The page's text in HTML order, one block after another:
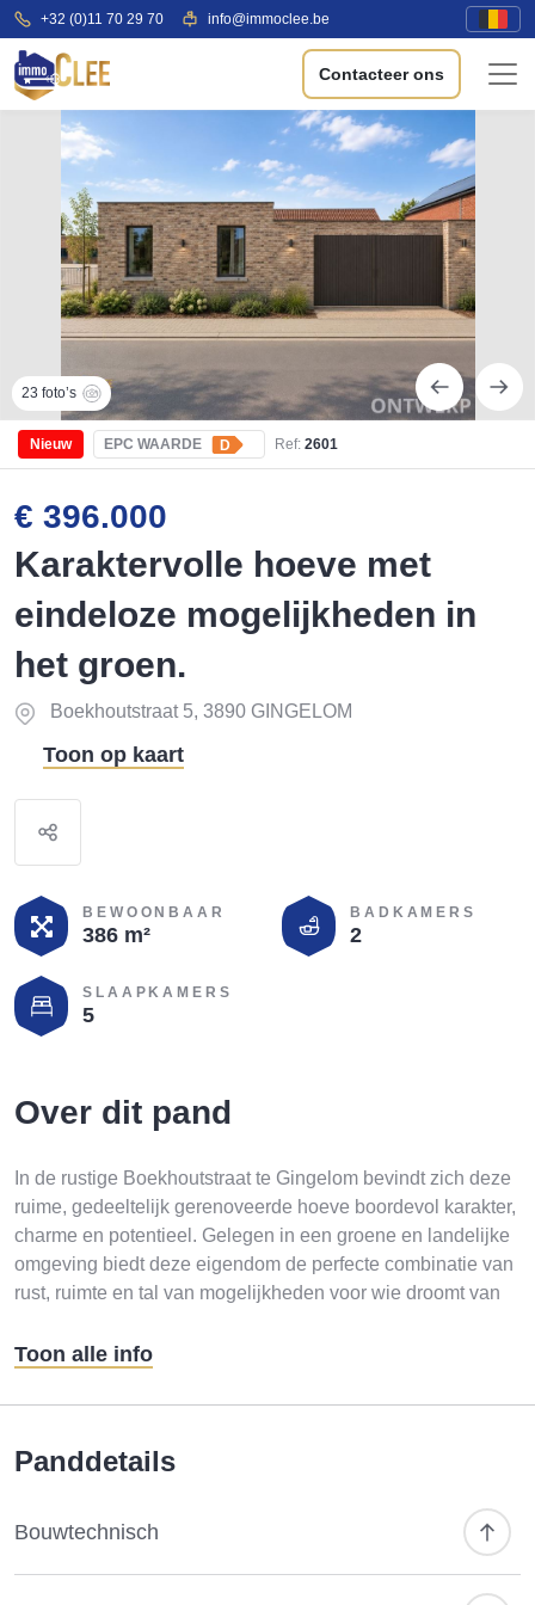
+32 (0)11 70 29 70 info@immoclee.be
Contacteer ons
23 foto’s
Nieuw EPC WAARDE D Ref: 2601
€ 396.000
Karaktervolle hoeve met
eindeloze mogelijkheden in
het groen.
Boekhoutstraat 5, 3890 GINGELOM
Toon op kaart
BEWOONBAAR
386 m²
BADKAMERS
2
SLAAPKAMERS
5
Over dit pand
In de rustige Boekhoutstraat te Gingelom bevindt zich deze
ruime, gedeeltelijk gerenoveerde hoeve boordevol karakter,
charme en potentieel. Gelegen in een groene en landelijke
omgeving biedt deze eigendom de perfecte combinatie van
rust, ruimte en tal van mogelijkheden voor wie droomt van
De belangrijkste renovatiewerken werden reeds uitgevoerd.
pleisterwerken en de elektriciteit vernieuwd, waardoor de
afwerking kan volledig naar eigen smaak en stijl gebeuren,
op zoek is naar een unieke woonst met een persoonlijke
Toon alle info
Panddetails
Bouwtechnisch